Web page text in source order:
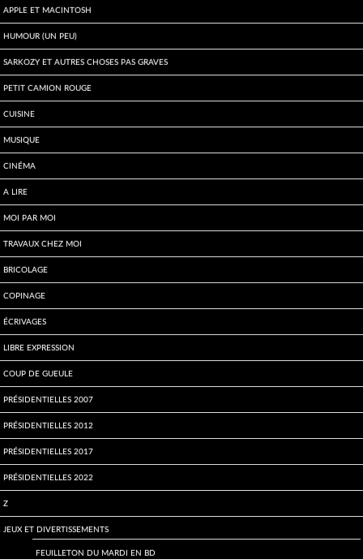
Apple et Macintosh
Humour (un peu)
Sarkozy et autres choses pas graves
Petit Camion Rouge
Cuisine
Musique
Cinéma
A lire
Moi par Moi
Travaux chez moi
Bricolage
Copinage
écrivages
Libre expression
Coup de gueule
Présidentielles 2007
Présidentielles 2012
Présidentielles 2017
Présidentielles 2022
Z
Jeux et divertissements
Feuilleton du mardi en BD